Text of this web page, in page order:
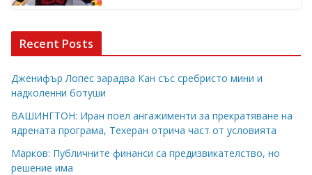
Recent Posts
Дженифър Лопес зарадва Кан със сребристо мини и
надколенни ботуши
ВАШИНГТОН: Иран поел ангажименти за прекратяване на
ядрената програма, Техеран отрича част от условията
Марков: Публичните финанси са предизвикателство, но
решение има